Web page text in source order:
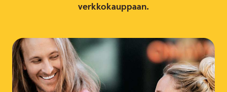
verkkokauppaan.